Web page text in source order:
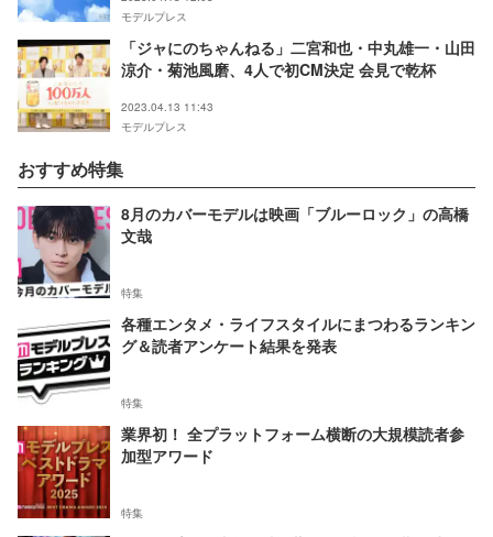
モデルプレス
「ジャにのちゃんねる」二宮和也・中丸雄一・山田
涼介・菊池風磨、4人で初CM決定 会見で乾杯
2023.04.13 11:43
モデルプレス
おすすめ特集
8月のカバーモデルは映画「ブルーロック」の高橋
文哉
特集
各種エンタメ・ライフスタイルにまつわるランキン
グ＆読者アンケート結果を発表
特集
業界初！ 全プラットフォーム横断の大規模読者参
加型アワード
特集